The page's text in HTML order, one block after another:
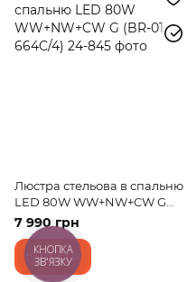
Люстра стельова в спальню
LED 80W WW+NW+CW G
(BR-01 664C/4)
7 990 грн
Купити
КНОПКА
ЗВ'ЯЗКУ